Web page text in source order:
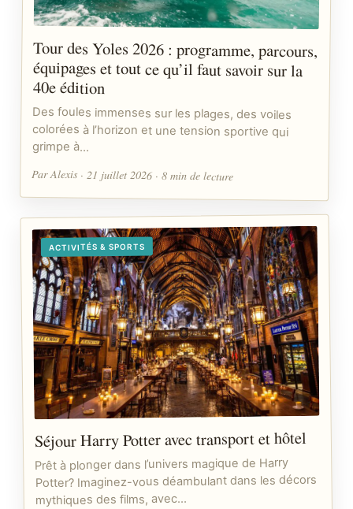
Tour des Yoles 2026 : programme, parcours,
équipages et tout ce qu’il faut savoir sur la
40e édition
Des foules immenses sur les plages, des voiles
colorées à l’horizon et une tension sportive qui
grimpe à…
Par Alexis · 21 juillet 2026 · 8 min de lecture
ACTIVITÉS & SPORTS
Séjour Harry Potter avec transport et hôtel
Prêt à plonger dans l’univers magique de Harry
Potter? Imaginez-vous déambulant dans les décors
mythiques des films, avec…